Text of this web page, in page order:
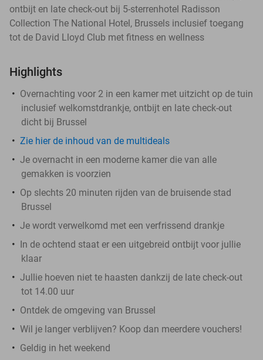
ontbijt en late check-out bij 5-sterrenhotel Radisson
Collection The National Hotel, Brussels inclusief toegang
tot de David Lloyd Club met fitness en wellness
Highlights
Overnachting voor 2 in een kamer met uitzicht op de tuin
inclusief welkomstdrankje, ontbijt en late check-out
dicht bij Brussel
Zie hier de inhoud van de multideals
Je overnacht in een moderne kamer die van alle
gemakken is voorzien
Op slechts 20 minuten rijden van de bruisende stad
Brussel
Je wordt verwelkomd met een verfrissend drankje
In de ochtend staat er een uitgebreid ontbijt voor jullie
klaar
Jullie hoeven niet te haasten dankzij de late check-out
tot 14.00 uur
Ontdek de omgeving van Brussel
Wil je langer verblijven? Koop dan meerdere vouchers!
Geldig in het weekend